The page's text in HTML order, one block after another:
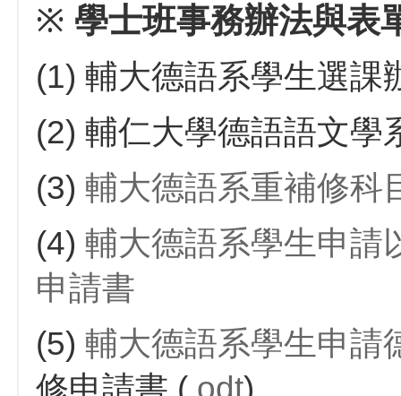
※ 學士班事務辦法與表
(1) 輔大德語系學生選課
(2) 輔仁大學德語語文學
(3) 輔大德語系重補修科
(4) 輔大德語系學生申請
申請書
(5) 輔大德語系學生申請
修申請書 (.odt)